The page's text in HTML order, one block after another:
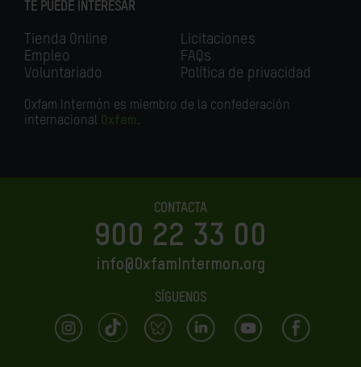
TE PUEDE INTERESAR
Tienda Online
Empleo
Voluntariado
Licitaciones
FAQs
Política de privacidad
Oxfam Intermón es miembro de la confederación
internacional Oxfam.
CONTACTA
900 22 33 00
info@OxfamIntermon.org
SÍGUENOS